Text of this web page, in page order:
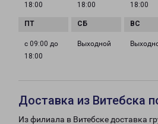
18:00
18:00
18:00
с 09:00 до
18:00
Выходной
Доставка из Витебска
Из филиала в Витебске доставка